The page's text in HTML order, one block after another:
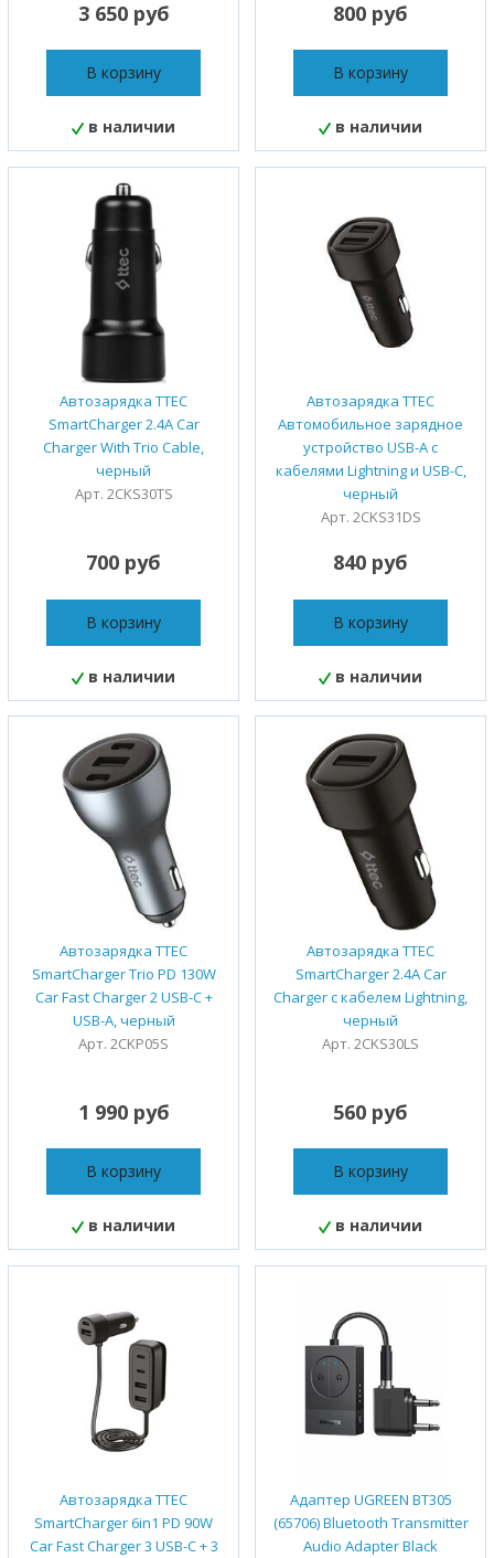
3 650 руб
В корзину
в наличии
800 руб
В корзину
в наличии
Автозарядка TTEC
SmartCharger 2.4A Car
Charger With Trio Cable,
черный
Арт. 2CKS30TS
700 руб
В корзину
в наличии
Автозарядка TTEC
Автомобильное зарядное
устройство USB-A c
кабелями Lightning и USB-C,
черный
Арт. 2CKS31DS
840 руб
В корзину
в наличии
Автозарядка TTEC
SmartCharger Trio PD 130W
Car Fast Charger 2 USB-C +
USB-A, черный
Арт. 2CKP05S
1 990 руб
В корзину
в наличии
Автозарядка TTEC
SmartCharger 2.4A Car
Charger с кабелем Lightning,
черный
Арт. 2CKS30LS
560 руб
В корзину
в наличии
Автозарядка TTEC
SmartCharger 6in1 PD 90W
Car Fast Charger 3 USB-C + 3
Адаптер UGREEN BT305
(65706) Bluetooth Transmitter
Audio Adapter Black